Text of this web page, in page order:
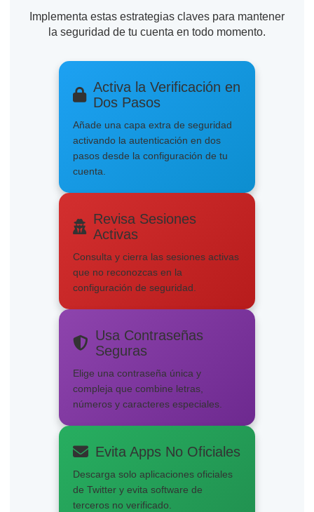
Implementa estas estrategias claves para mantener
la seguridad de tu cuenta en todo momento.
Activa la Verificación en
Dos Pasos
Añade una capa extra de seguridad
activando la autenticación en dos
pasos desde la configuración de tu
cuenta.
Revisa Sesiones
Activas
Consulta y cierra las sesiones activas
que no reconozcas en la
configuración de seguridad.
Usa Contraseñas
Seguras
Elige una contraseña única y
compleja que combine letras,
números y caracteres especiales.
Evita Apps No Oficiales
Descarga solo aplicaciones oficiales
de Twitter y evita software de
terceros no verificado.